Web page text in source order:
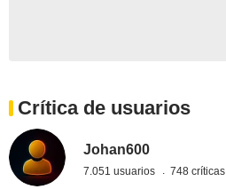
Crítica de usuarios
Johan600
7.051 usuarios 748 críticas